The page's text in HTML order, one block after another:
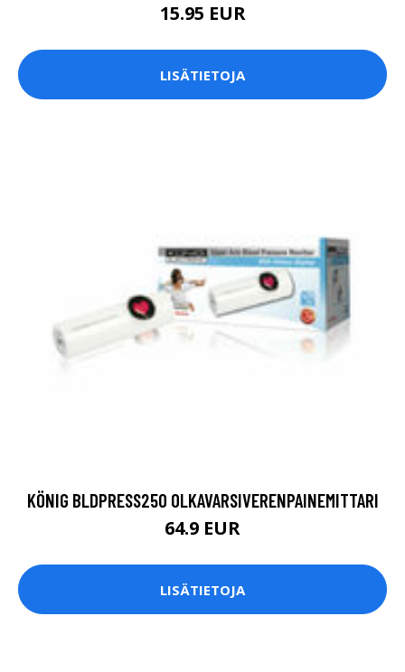
15.95 EUR
LISÄTIETOJA
KÖNIG BLDPRESS250 OLKAVARSIVERENPAINEMITTARI
64.9 EUR
LISÄTIETOJA